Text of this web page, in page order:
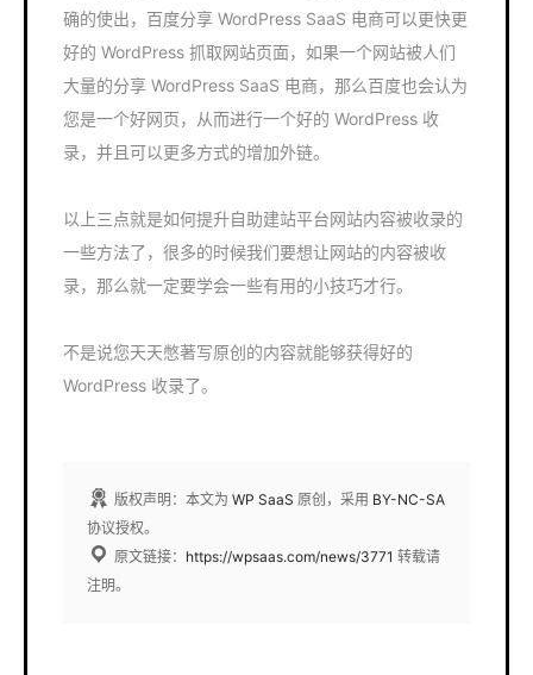
确的使出，百度分享 WordPress SaaS 电商可以更快更
好的 WordPress 抓取网站页面，如果一个网站被人们
大量的分享 WordPress SaaS 电商，那么百度也会认为
您是一个好网页，从而进行一个好的 WordPress 收
录，并且可以更多方式的增加外链。
以上三点就是如何提升自助建站平台网站内容被收录的
一些方法了，很多的时候我们要想让网站的内容被收
录，那么就一定要学会一些有用的小技巧才行。
不是说您天天憋著写原创的内容就能够获得好的
WordPress 收录了。
版权声明：本文为 WP SaaS 原创，采用 BY-NC-SA
协议授权。
原文链接： https://wpsaas.com/news/3771 转载请
注明。